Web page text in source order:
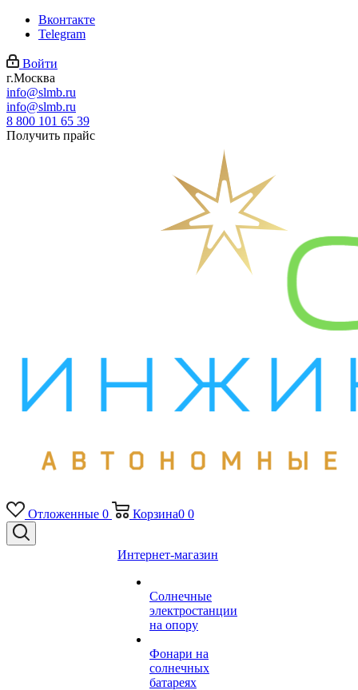
Вконтакте
Telegram
Войти
г.Москва
info@slmb.ru
info@slmb.ru
8 800 101 65 39
Получить прайс
Отложенные 0 Корзина0 0
Интернет-магазин
Солнечные
электростанции
на опору
Фонари на
солнечных
батареях